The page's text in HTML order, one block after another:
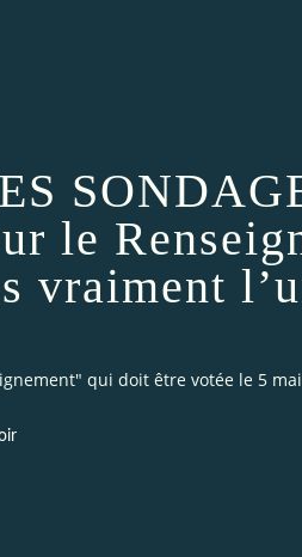
le
vraiment
qui doit être votée le 5